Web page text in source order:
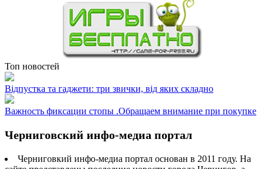
Топ новостей
Відпустка та гаджети: три звички, від яких складно
Важность фиксации стопы .Обращаем внимание при покупке
Черниговский инфо-медиа портал
Черниговкий инфо-медиа портал основан в 2011 году. На